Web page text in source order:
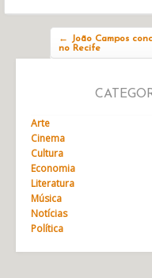
←
João Campos
no Recife
Arte
Cinema
Cultura
Economia
Literatura
Música
Notícias
Política